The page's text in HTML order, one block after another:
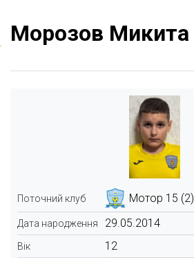
Морозов Микита
Поточний клуб Мотор 15 (2)
Дата народження 29.05.2014
Вік 12